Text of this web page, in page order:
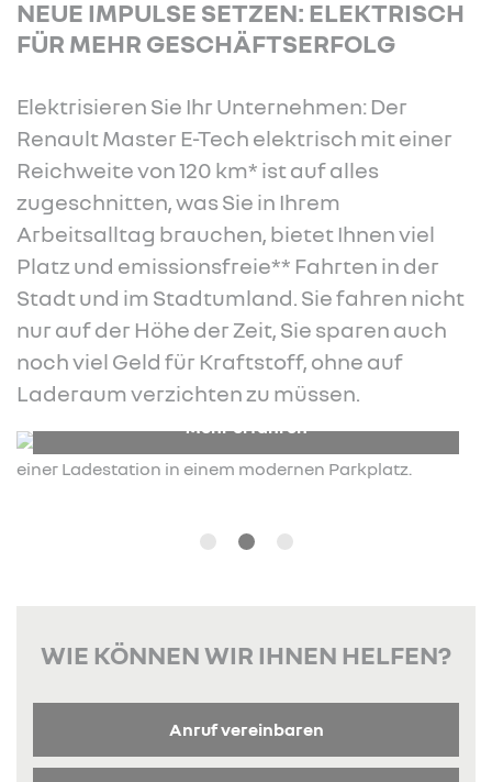
NEUE IMPULSE SETZEN: ELEKTRISCH
FÜR MEHR GESCHÄFTSERFOLG
Elektrisieren Sie Ihr Unternehmen: Der
Renault Master E-Tech elektrisch mit einer
Reichweite von 120 km* ist auf alles
zugeschnitten, was Sie in Ihrem
Arbeitsalltag brauchen, bietet Ihnen viel
Platz und emissionsfreie** Fahrten in der
Stadt und im Stadtumland. Sie fahren nicht
nur auf der Höhe der Zeit, Sie sparen auch
noch viel Geld für Kraftstoff, ohne auf
Laderaum verzichten zu müssen.
Mehr erfahren
WIE KÖNNEN WIR IHNEN HELFEN?
Anruf vereinbaren